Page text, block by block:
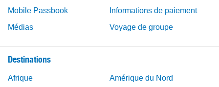
Mobile Passbook
Informations de paiement
Médias
Voyage de groupe
Destinations
Afrique
Amérique du Nord